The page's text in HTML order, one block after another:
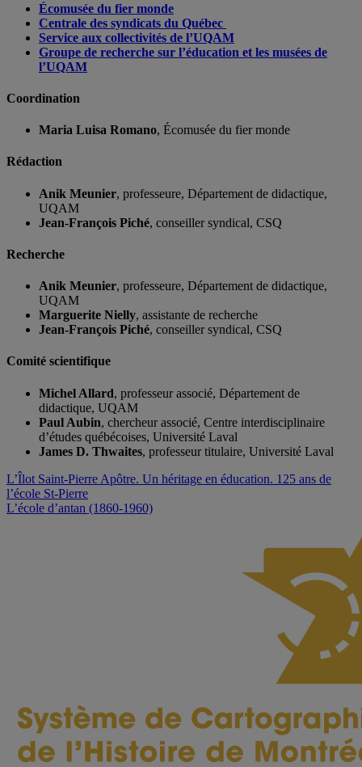
Écomusée du fier monde
Centrale des syndicats du Québec
Service aux collectivités de l’UQAM
Groupe de recherche sur l’éducation et les musées de
l’UQAM
Coordination
Maria Luisa Romano, Écomusée du fier monde
Rédaction
Anik Meunier, professeure, Département de didactique,
UQAM
Jean-François Piché, conseiller syndical, CSQ
Recherche
Anik Meunier, professeure, Département de didactique,
UQAM
Marguerite Nielly, assistante de recherche
Jean-François Piché, conseiller syndical, CSQ
Comité scientifique
Michel Allard, professeur associé, Département de
didactique, UQAM
Paul Aubin, chercheur associé, Centre interdisciplinaire
d’études québécoises, Université Laval
James D. Thwaites, professeur titulaire, Université Laval
Navigation
de
L’Îlot Saint-Pierre Apôtre. Un héritage en éducation. 125 ans de
l’école St-Pierre
L’école d’antan (1860-1960)